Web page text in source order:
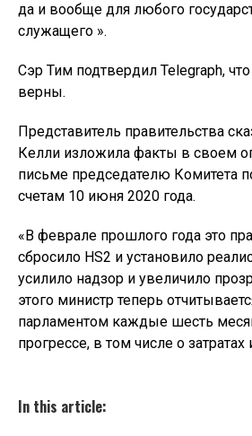
да и вообще для любого
служащего ».
Сэр Тим подтвердил Telegraph,
верны.
Представитель правительства
Келли изложила факты в своем
письме председателю Комитета
счетам 10 июня 2020 года.
«В феврале прошлого года это
сбросило HS2 и установило
усилило надзор и увеличило
этого министр теперь
парламентом каждые шесть
прогрессе, в том числе о затратах
In this article: